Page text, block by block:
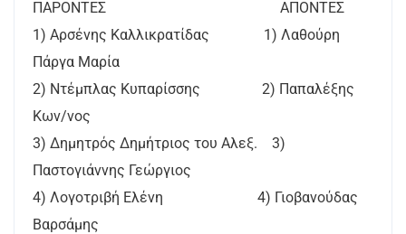
ΠΑΡΟΝΤΕΣ ΑΠΟΝΤΕΣ
1) Αρσένης Καλλικρατίδας 1) Λαθούρη
Πάργα Μαρία
2) Ντέμπλας Κυπαρίσσης 2) Παπαλέξης
Κων/νος
3) Δημητρός Δημήτριος του Αλεξ. 3)
Παστογιάννης Γεώργιος
4) Λογοτριβή Ελένη 4) Γιοβανούδας
Βαρσάμης